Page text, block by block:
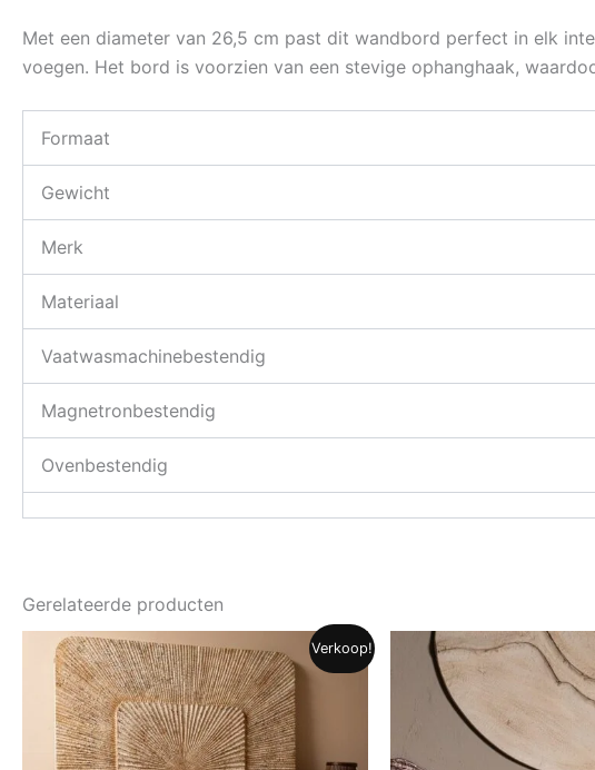
Met een diameter van 26,5 cm past dit wandbord perfect in elk
voegen. Het bord is voorzien van een stevige ophanghaak,
Formaat
Gewicht
Merk
Materiaal
Vaatwasmachinebestendig
Magnetronbestendig
Ovenbestendig
Gerelateerde producten
Verkoop!